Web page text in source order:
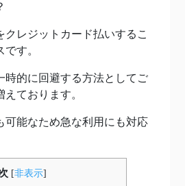
クレジットカード払いするこ
す。
時的に回避する方法としてご
ております。
可能なため急な利用にも対応
[非表示]